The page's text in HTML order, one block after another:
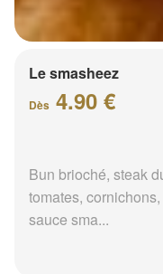
Le smasheez
Dès 4.90 €
Bun brioché, steak
tomates,
sauce sma...